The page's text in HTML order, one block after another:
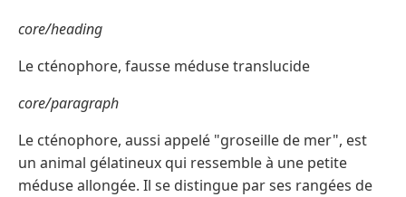
core/heading
Le cténophore, fausse méduse translucide
core/paragraph
Le cténophore, aussi appelé "groseille de mer", est
un animal gélatineux qui ressemble à une petite
méduse allongée. Il se distingue par ses rangées de